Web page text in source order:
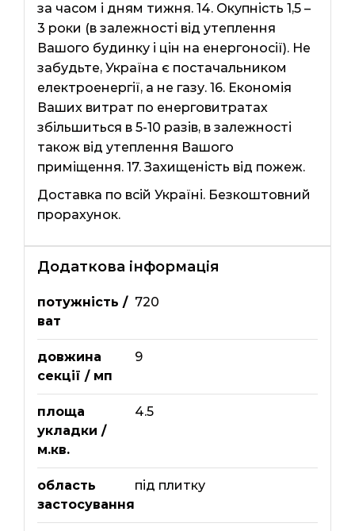
за часом і дням тижня. 14. Окупність 1,5 –
3 роки (в залежності від утеплення
Вашого будинку і цін на енергоносії). Не
забудьте, Україна є постачальником
електроенергії, а не газу. 16. Економія
Ваших витрат по енерговитратах
збільшиться в 5-10 разів, в залежності
також від утеплення Вашого
приміщення. 17. Захищеність від пожеж.
Доставка по всій Україні. Безкоштовний
прорахунок.
Додаткова інформація
потужність /
ват
720
довжина
секції / мп
9
площа
укладки /
м.кв.
4.5
область
застосування
під плитку